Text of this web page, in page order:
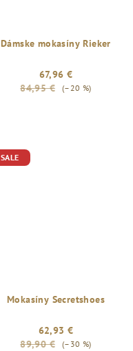
Dámske mokasíny Rieker
67,96 €
84,95 €
(–20 %)
SALE
Mokasíny Secretshoes
62,93 €
89,90 €
(–30 %)